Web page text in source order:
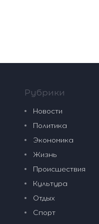
Рубрики
Новости
Политика
Экономика
Жизнь
Происшествия
Культура
Отдых
Спорт